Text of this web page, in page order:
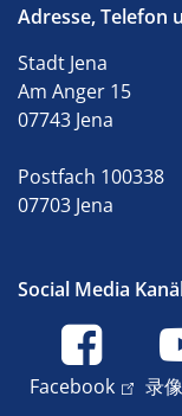
Adresse, Telefon
Stadt Jena
Am Anger 15
07743 Jena
Postfach 100338
07703 Jena
Social Media
Facebook 录